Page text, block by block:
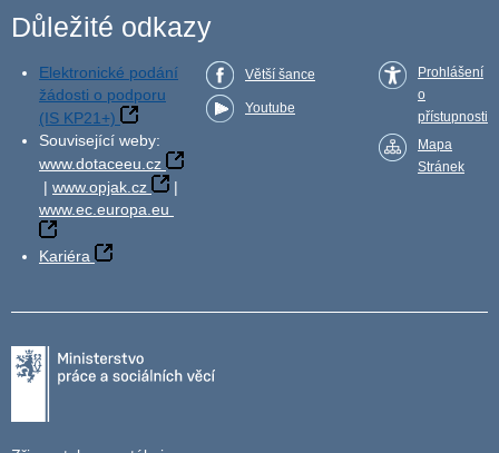
Důležité odkazy
Elektronické podání
žádosti o podporu
(IS KP21+)
Související weby:
www.dotaceeu.cz
| www.opjak.cz
|
www.ec.europa.eu
Kariéra
Větší šance
Youtube
Prohlášení
o
přístupnosti
Mapa
Stránek